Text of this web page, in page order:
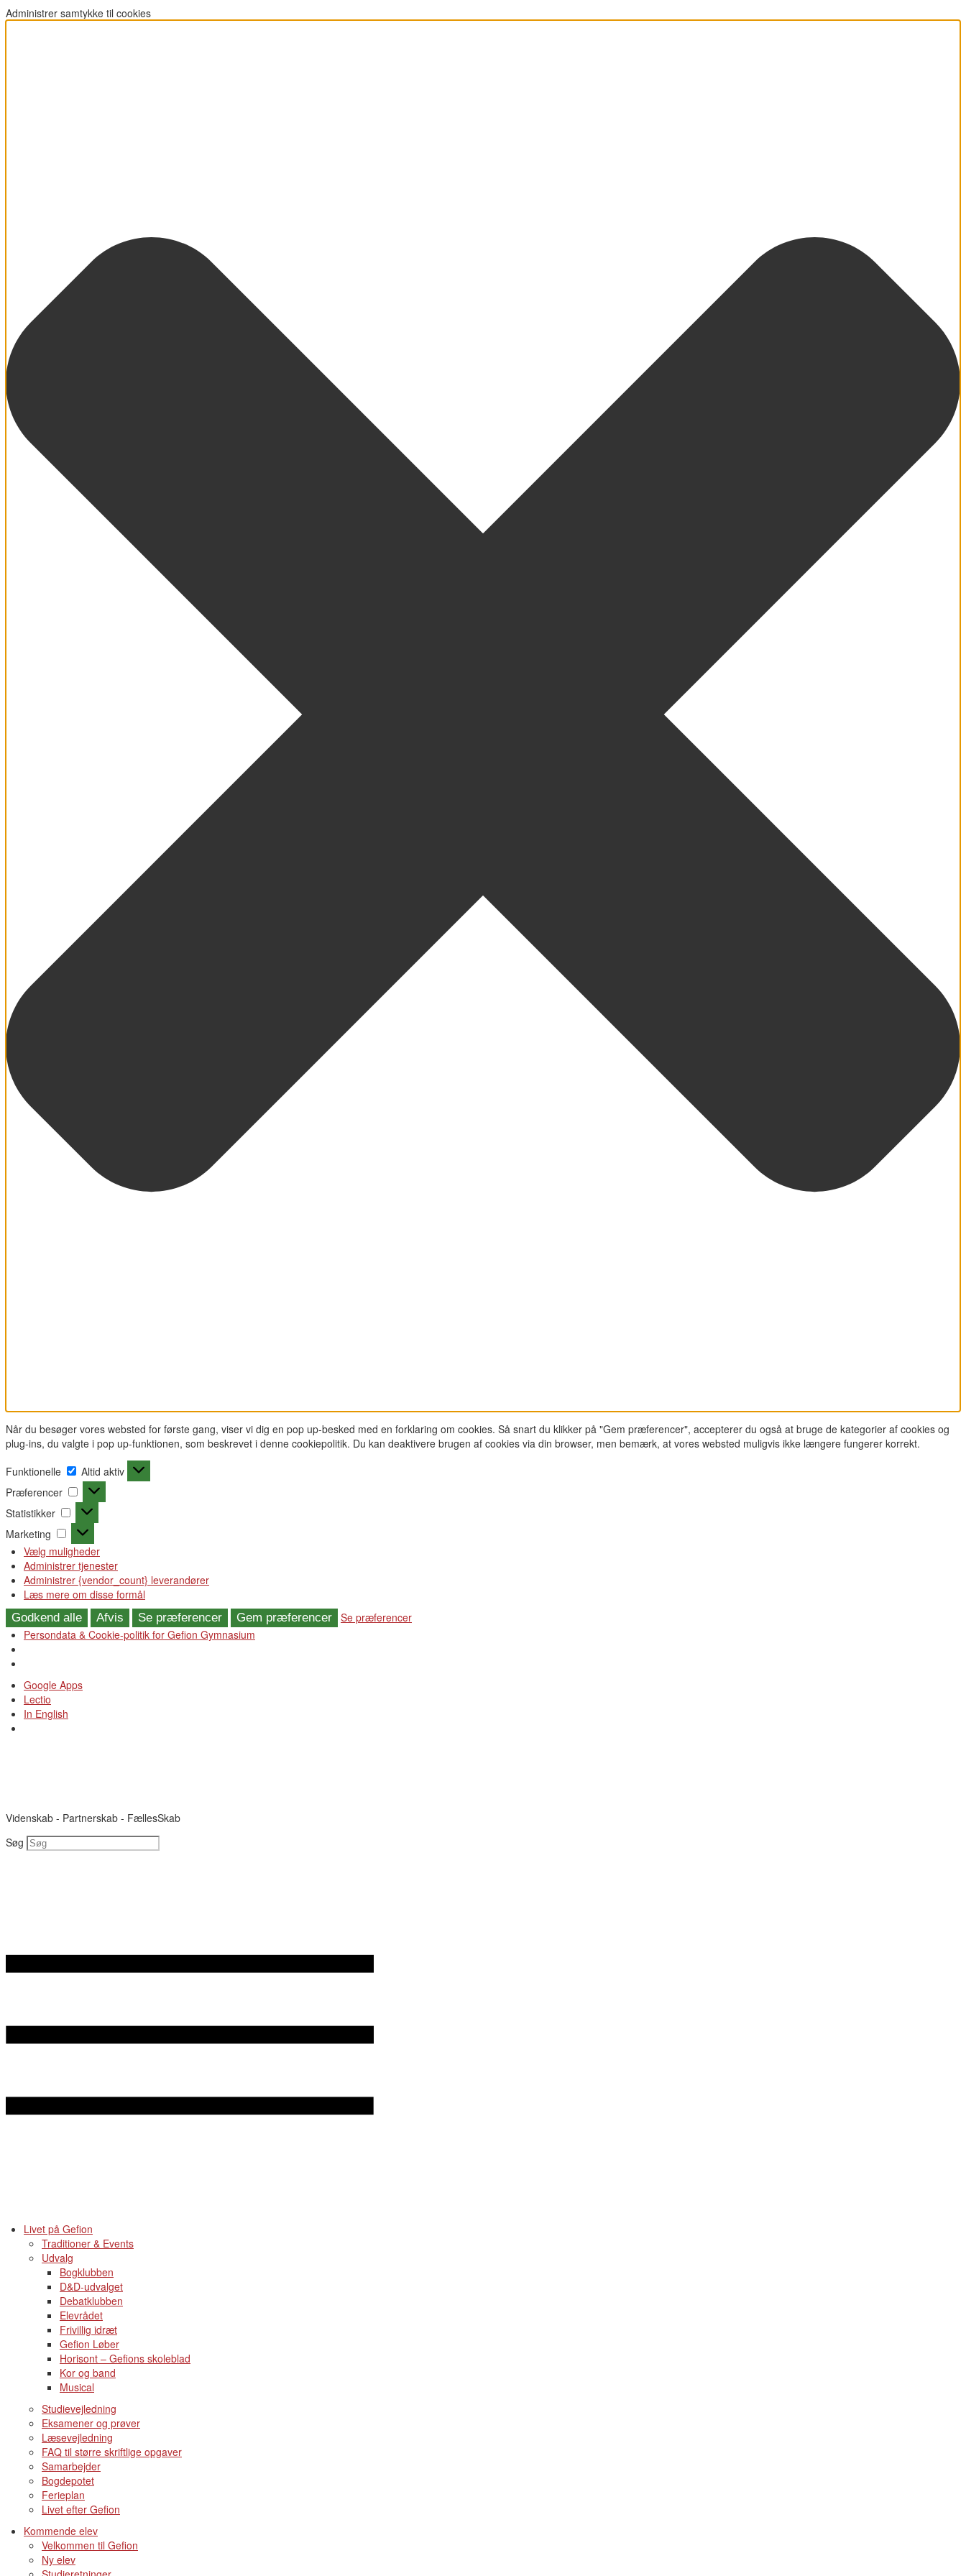
Administrer samtykke til cookies
Når du besøger vores websted for første gang, viser vi dig en pop up-besked med en forklaring om cookies. Så snart du klikker på "Gem præferencer", accepterer du også at bruge de kategorier af cookies og
plug-ins, du valgte i pop up-funktionen, som beskrevet i denne cookiepolitik. Du kan deaktivere brugen af cookies via din browser, men bemærk, at vores websted muligvis ikke længere fungerer korrekt.
Funktionelle
Funktionelle
Altid aktiv
Præferencer
Præferencer
Statistikker
Statistikker
Marketing
Marketing
Vælg muligheder
Administrer tjenester
Administrer {vendor_count} leverandører
Læs mere om disse formål
Godkend alle Afvis Se præferencer Gem præferencer
Se præferencer
Persondata & Cookie-politik for Gefion Gymnasium
Videre
til
indhold
Google Apps
Lectio
In English
Videnskab - Partnerskab - FællesSkab
Søg
Livet på Gefion
Traditioner & Events
Udvalg
Bogklubben
D&D-udvalget
Debatklubben
Elevrådet
Frivillig idræt
Gefion Løber
Horisont – Gefions skoleblad
Kor og band
Musical
Studievejledning
Eksamener og prøver
Læsevejledning
FAQ til større skriftlige opgaver
Samarbejder
Bogdepotet
Ferieplan
Livet efter Gefion
Kommende elev
Velkommen til Gefion
Ny elev